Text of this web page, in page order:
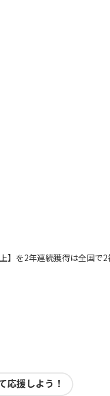
を2年連続獲得は全国で2
応援しよう！